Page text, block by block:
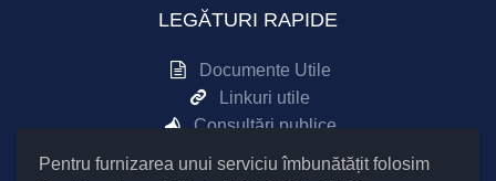
Pentru furnizarea unui serviciu îmbunătățit folosim
LEGĂTURI RAPIDE
Documente Utile
Linkuri utile
Consultări publice
Sesizări online